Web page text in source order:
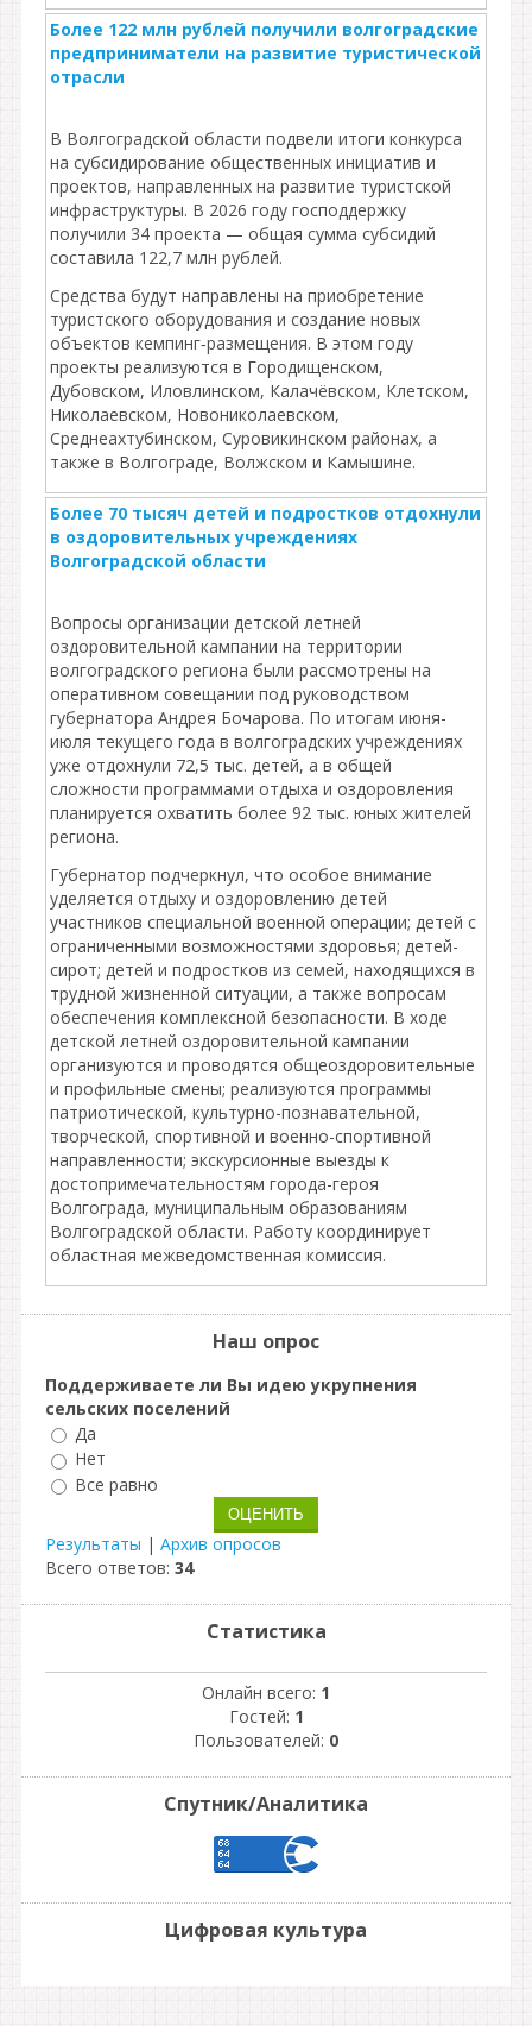
Более 122 млн рублей получили волгоградские
предприниматели на развитие туристической
отрасли
В Волгоградской области подвели итоги конкурса
на субсидирование общественных инициатив и
проектов, направленных на развитие туристской
инфраструктуры. В 2026 году господдержку
получили 34 проекта — общая сумма субсидий
составила 122,7 млн рублей.
Средства будут направлены на приобретение
туристского оборудования и создание новых
объектов кемпинг‑размещения. В этом году
проекты реализуются в Городищенском,
Дубовском, Иловлинском, Калачёвском, Клетском,
Николаевском, Новониколаевском,
Среднеахтубинском, Суровикинском районах, а
также в Волгограде, Волжском и Камышине.
Более 70 тысяч детей и подростков отдохнули
в оздоровительных учреждениях
Волгоградской области
Вопросы организации детской летней
оздоровительной кампании на территории
волгоградского региона были рассмотрены на
оперативном совещании под руководством
губернатора Андрея Бочарова. По итогам июня-
июля текущего года в волгоградских учреждениях
уже отдохнули 72,5 тыс. детей, а в общей
сложности программами отдыха и оздоровления
планируется охватить более 92 тыс. юных жителей
региона.
Губернатор подчеркнул, что особое внимание
уделяется отдыху и оздоровлению детей
участников специальной военной операции; детей с
ограниченными возможностями здоровья; детей-
сирот; детей и подростков из семей, находящихся в
трудной жизненной ситуации, а также вопросам
обеспечения комплексной безопасности. В ходе
детской летней оздоровительной кампании
организуются и проводятся общеоздоровительные
и профильные смены; реализуются программы
патриотической, культурно-познавательной,
творческой, спортивной и военно-спортивной
направленности; экскурсионные выезды к
достопримечательностям города-героя
Волгограда, муниципальным образованиям
Волгоградской области. Работу координирует
областная межведомственная комиссия.
Наш опрос
Поддерживаете ли Вы идею укрупнения
сельских поселений
Да
Нет
Все равно
Результаты | Архив опросов
Всего ответов: 34
Статистика
Онлайн всего: 1
Гостей: 1
Пользователей: 0
Спутник/Аналитика
Цифровая культура